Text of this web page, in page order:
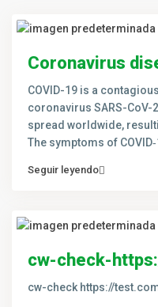
Coronavirus
COVID-19 is a
coronavirus SARS-CoV-
spread worldwide,
The symptoms of
Seguir leyendo
cw-check-
cw-check https://